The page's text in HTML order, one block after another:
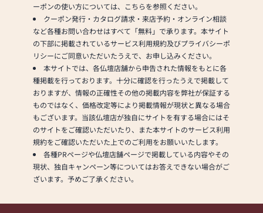
ーポンの使い方については、こちらを参照ください。
クーポン発行・カタログ請求・来店予約・オンライン相談
など各種お問い合わせはすべて「無料」で承ります。本サイト
の下部に掲載されているサービス利用規約及びプライバシーポ
リシーにご同意いただいたうえで、お申し込みください。
本サイトでは、各仏壇店舗から申告された情報をもとに各
種掲載を行っております。十分に確認を行ったうえで掲載して
おりますが、情報の正確性その他の掲載内容を弊社が保証する
ものではなく、価格改定等により掲載情報が現状と異なる場合
もございます。当該仏壇店が独自にサイトを有する場合にはそ
のサイトをご確認いただいたり、また本サイトのサービス利用
規約をご確認いただいた上でのご利用をお願いいたします。
各種PRページや仏壇店舗ページで掲載している内容やその
現状、独自キャンペーン等についてはお答えできない場合がご
ざいます。予めご了承ください。